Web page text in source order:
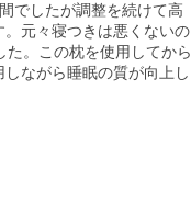
でしたが調整を続けて高
元々寝つきは悪くないの
。この枕を使用してから
ながら睡眠の質が向上し